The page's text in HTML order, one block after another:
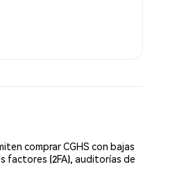
comprar CGHS con bajas
factores (2FA), auditorías de